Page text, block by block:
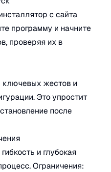
с сайта
программу и начните
проверяя их в
ключевых жестов и
Это упростит
после
и глубокая
Ограничения: